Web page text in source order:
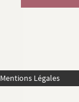
Mentions Légales